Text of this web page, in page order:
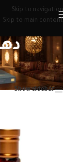
Skip to navigation
Skip to main content
الرئيسية/منتجات
Show sidebar